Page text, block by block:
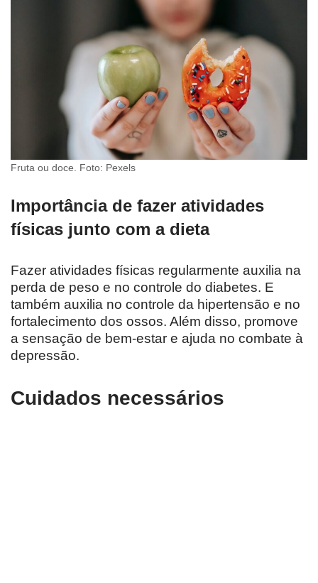
Fruta ou doce. Foto: Pexels
Importância de fazer atividades
físicas junto com a dieta
Fazer atividades físicas regularmente auxilia na
perda de peso e no controle do diabetes. E
também auxilia no controle da hipertensão e no
fortalecimento dos ossos. Além disso, promove
a sensação de bem-estar e ajuda no combate à
depressão.
Cuidados necessários